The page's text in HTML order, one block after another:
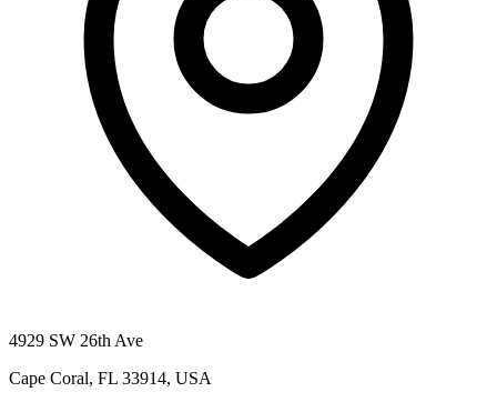
4929 SW 26th Ave
Cape Coral, FL 33914, USA